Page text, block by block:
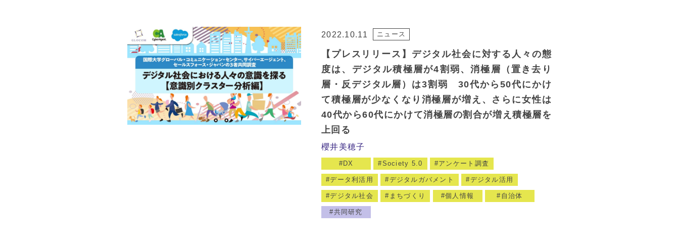
2022.10.11 ニュース
【プレスリリース】デジタル社会に対する人々の態
度は、デジタル積極層が4割弱、消極層（置き去り
層・反デジタル層）は3割弱 30代から50代にかけ
て積極層が少なくなり消極層が増え、さらに女性は
40代から60代にかけて消極層の割合が増え積極層を
上回る
櫻井美穂子
DX Society 5.0 アンケート調査
データ利活用 デジタルガバメント デジタル活用
デジタル社会 まちづくり 個人情報 自治体
共同研究